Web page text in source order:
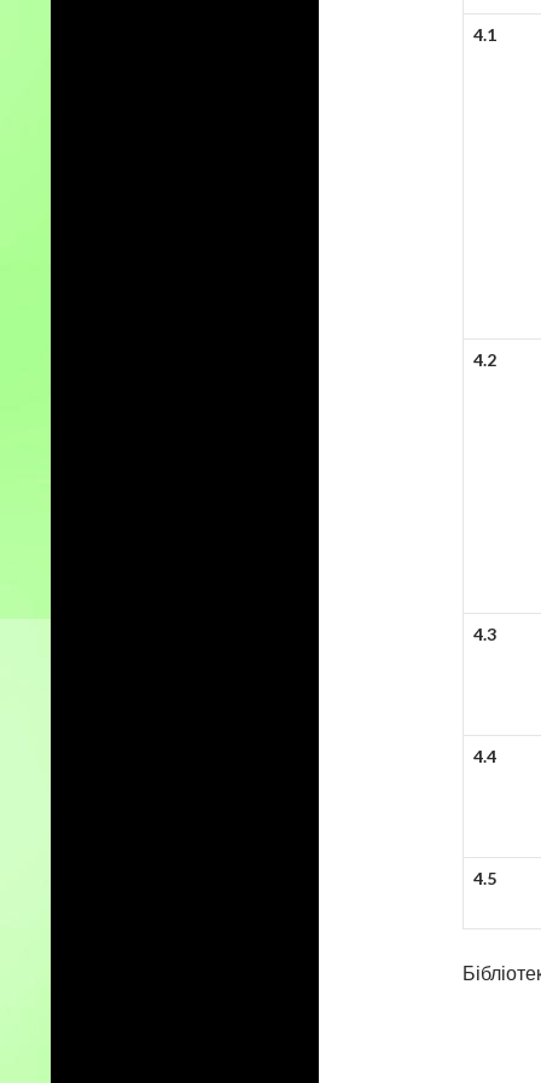
4.1
4.2
4.3
4.4
4.5